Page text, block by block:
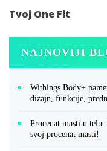
Tvoj One Fit
NAJNOVIJI
Withings Body+
dizajn, funkcije,
Procenat masti u
svoj procenat masti!